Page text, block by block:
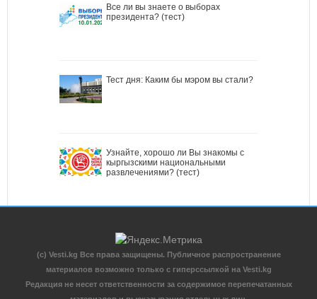
Все ли вы знаете о выборах
президента? (тест)
Тест дня: Каким бы мэром вы стали?
Узнайте, хорошо ли Вы знакомы с
кыргызскими национальными
развлечениями? (тест)
(c) Vesti.kg Все права защищены. Публичное распространение
материалов возможно только с гиперссылкой на Vesti.kg
Редакция не несет ответственности за содержимое перепечатанных